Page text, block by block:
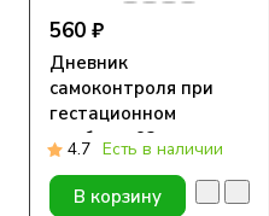
560 ₽
Дневник
самоконтроля при
гестационном
диабете, 92 стр.
4.7 Есть в наличии
В корзину